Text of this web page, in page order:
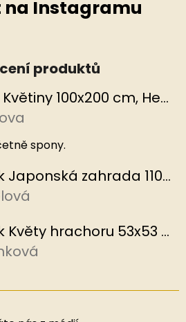
na Instagramu
produktů
Kašmírový pléd Květiny 100x200 cm, Hedvábný svět
5 z 5 hvězdiček.
spony.
Hedvábný šátek Japonská zahrada 110x110 cm v dárkovém balení, HEDVÁBNÝ SVĚT
5 z 5 hvězdiček.
Hedvábný šátek Květy hrachoru 53x53 cm v dárkovém balení, HEDVÁBNÝ SVĚT
5 z 5 hvězdiček.